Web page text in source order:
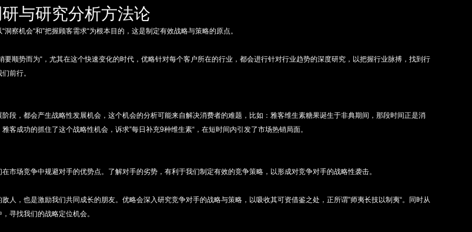
与研究分析方法论
察机会“和”把握顾客需求“为根本目的，这是制定有效战略与策略的原点。
要顺势而为“，尤其在这个快速变化的时代，优略针对每个客户所在的行业，都会进行针对行业趋势的深度研究，以把握行业脉搏，找到行
前行。
段，都会产生战略性发展机会，这个机会的分析可能来自解决消费者的难题，比如：雅客维生素糖果诞生于非典期间，那段时间正是消
客成功的抓住了这个战略性机会，诉求”每日补充9种维生素“，在短时间内引发了市场热销局面。
市场竞争中规避对手的优势点。了解对手的劣势，有利于我们制定有效的竞争策略，以形成对竞争对手的战略性袭击。
人，也是激励我们共同成长的朋友。优略会深入研究竞争对手的战略与策略，以吸收其可资借鉴之处，正所谓”师夷长技以制夷“。同时从
寻找我们的战略定位机会。